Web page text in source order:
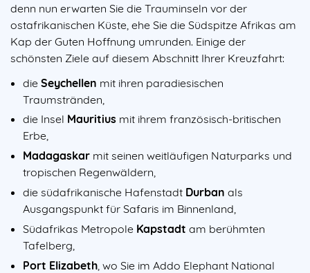
denn nun erwarten Sie die Trauminseln vor der
ostafrikanischen Küste, ehe Sie die Südspitze Afrikas am
Kap der Guten Hoffnung umrunden. Einige der
schönsten Ziele auf diesem Abschnitt Ihrer Kreuzfahrt:
die Seychellen mit ihren paradiesischen
Traumstränden,
die Insel Mauritius mit ihrem französisch-britischen
Erbe,
Madagaskar mit seinen weitläufigen Naturparks und
tropischen Regenwäldern,
die südafrikanische Hafenstadt Durban als
Ausgangspunkt für Safaris im Binnenland,
Südafrikas Metropole Kapstadt am berühmten
Tafelberg,
Port Elizabeth , wo Sie im Addo Elephant National